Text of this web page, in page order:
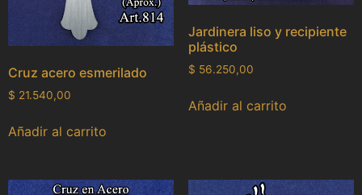
Cruz acero esmerilado
$ 21.540,00
Añadir al carrito
Jardinera liso y recipiente
plástico
$ 56.250,00
Añadir al carrito